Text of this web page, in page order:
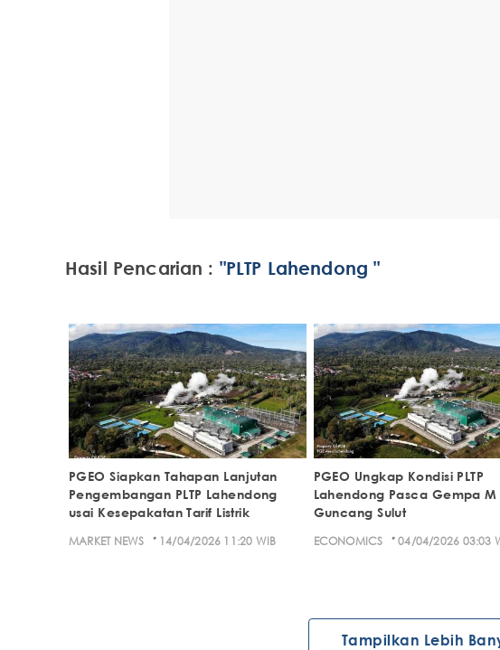
Hasil Pencarian : "PLTP Lahendong "
PGEO Siapkan Tahapan Lanjutan
Pengembangan PLTP Lahendong
usai Kesepakatan Tarif Listrik
MARKET NEWS · 14/04/2026 11:20 WIB
PGEO Ungkap Kondisi PLTP
Lahendong Pasca Gempa M
Guncang Sulut
ECONOMICS · 04/04/2026 03:03
Tampilkan Lebih